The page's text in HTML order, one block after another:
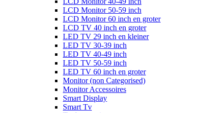
LCD Monitor 50-59 inch
LCD Monitor 60 inch en groter
LCD TV 40 inch en groter
LED TV 29 inch en kleiner
LED TV 30-39 inch
LED TV 40-49 inch
LED TV 50-59 inch
LED TV 60 inch en groter
Monitor (non Categorised)
Monitor Accessoires
Smart Display
Smart Tv